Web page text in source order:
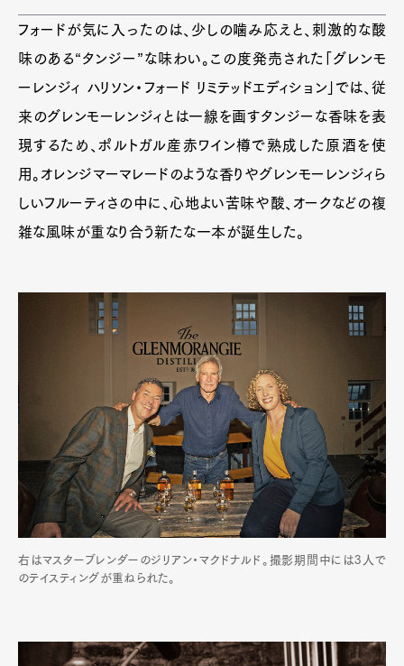
フォードが気に入ったのは、少しの噛み応えと、刺激的な酸
味のある“タンジー”な味わい。この度発売された「グレンモ
ーレンジィ ハリソン・フォード リミテッドエディション」では、従
来のグレンモーレンジィとは一線を画すタンジーな香味を表
現するため、ポルトガル産赤ワイン樽で熟成した原酒を使
用。オレンジマーマレードのような香りやグレンモーレンジィら
しいフルーティさの中に、心地よい苦味や酸、オークなどの複
雑な風味が重なり合う新たな一本が誕生した。
右はマスターブレンダーのジリアン・マクドナルド。撮影期間中には3人で
のテイスティングが重ねられた。